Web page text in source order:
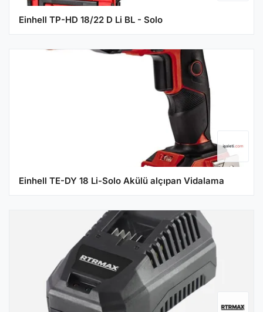
Einhell TP-HD 18/22 D Li BL - Solo
Einhell TE-DY 18 Li-Solo Akülü alçıpan Vidalama